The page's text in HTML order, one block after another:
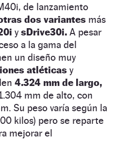
de lanzamiento
dos variantes más
ysDrive30i. A pesar
a la gama del
un diseño muy
atléticas y
4.324 mm de largo,
mm de alto, con
Su peso varía según la
kilos) pero se reparte
mejorar el